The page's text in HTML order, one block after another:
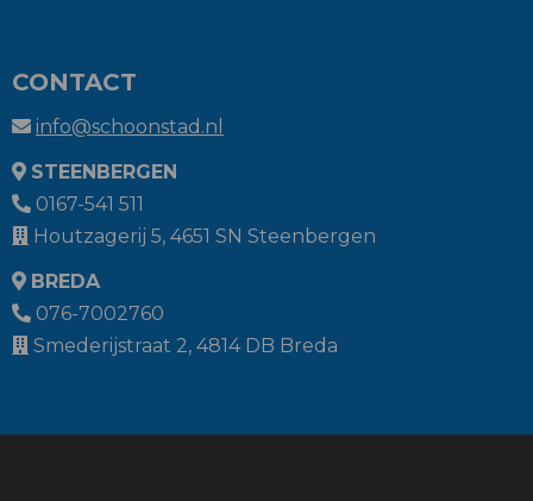
CONTACT
info@schoonstad.nl
STEENBERGEN
0167-541 511
Houtzagerij 5, 4651 SN Steenbergen
BREDA
076-7002760
Smederijstraat 2, 4814 DB Breda